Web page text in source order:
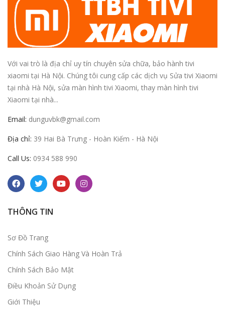
Với vai trò là địa chỉ uy tín chuyên sửa chữa, bảo hành tivi
xiaomi tại Hà Nội. Chúng tôi cung cấp các dịch vụ Sửa tivi Xiaomi
tại nhà Hà Nội, sửa màn hình tivi Xiaomi, thay màn hình tivi
Xiaomi tại nhà...
Email: dunguvbk@gmail.com
Địa chỉ: 39 Hai Bà Trưng - Hoàn Kiếm - Hà Nội
Call Us: 0934 588 990
THÔNG TIN
Sơ Đồ Trang
Chính Sách Giao Hàng Và Hoàn Trả
Chính Sách Bảo Mật
Điều Khoản Sử Dụng
Giới Thiệu